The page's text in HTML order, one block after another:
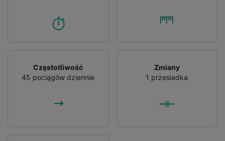
Częstotliwość
45 pociągów dziennie
Zmiany
1 przesiadka